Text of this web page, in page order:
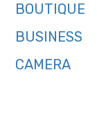
BOUTIQUE
BUSINESS
CAMERA